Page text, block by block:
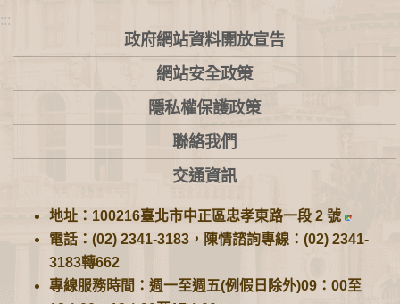
:::
政府網站資料開放宣告
網站安全政策
隱私權保護政策
聯絡我們
交通資訊
地址：100216臺北市中正區忠孝東路一段 2 號
電話：(02) 2341-3183，陳情諮詢專線：(02) 2341-
3183轉662
專線服務時間：週一至週五(例假日除外)09：00至